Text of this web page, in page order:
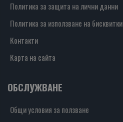
Политика за защита на лични данни
Политика за използване на бисквитки
Контакти
Карта на сайта
ОБСЛУЖВАНЕ
Общи условия за ползване